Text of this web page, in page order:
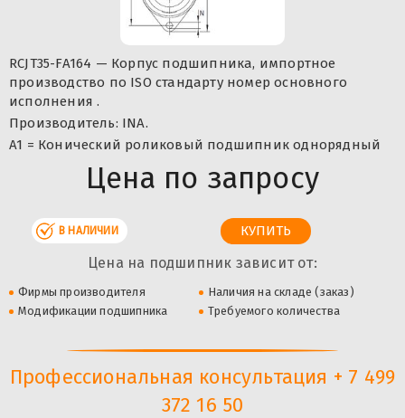
RCJT35-FA164 — Корпус подшипника, импортное
производство по ISO стандарту номер основного
исполнения .
Производитель: INA.
A1 = Конический роликовый подшипник однорядный
Цена по запросу
В НАЛИЧИИ
Цена на подшипник зависит от:
Фирмы производителя
Наличия на складе (заказ)
Модификации подшипника
Требуемого количества
Профессиональная консультация + 7 499
372 16 50